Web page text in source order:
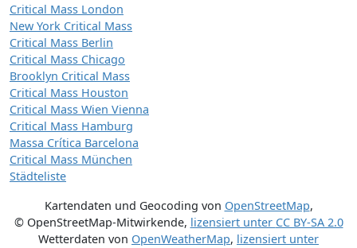
Critical Mass London
New York Critical Mass
Critical Mass Berlin
Critical Mass Chicago
Brooklyn Critical Mass
Critical Mass Houston
Critical Mass Wien Vienna
Critical Mass Hamburg
Massa Crítica Barcelona
Critical Mass München
Städteliste
Kartendaten und Geocoding von OpenStreetMap,
© OpenStreetMap-Mitwirkende, lizensiert unter CC BY-SA 2.0
Wetterdaten von OpenWeatherMap, lizensiert unter